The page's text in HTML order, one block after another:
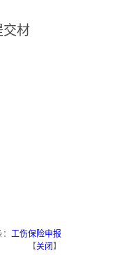
交材
工伤保险申报
【关闭 】